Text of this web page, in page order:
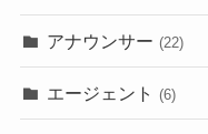
アナウンサー (22)
エージェント (6)